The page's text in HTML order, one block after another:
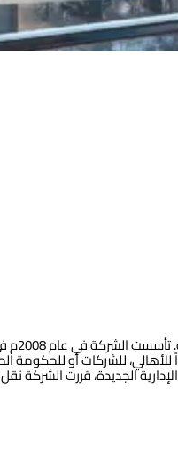
شركة خالد صبرى العقارية من
للشركات أو للحكومة
الجديدة، قررت الشركة